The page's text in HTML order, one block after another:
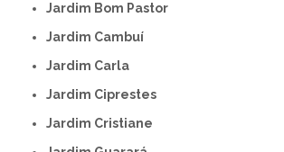
Jardim Bom Pastor
Jardim Cambuí
Jardim Carla
Jardim Ciprestes
Jardim Cristiane